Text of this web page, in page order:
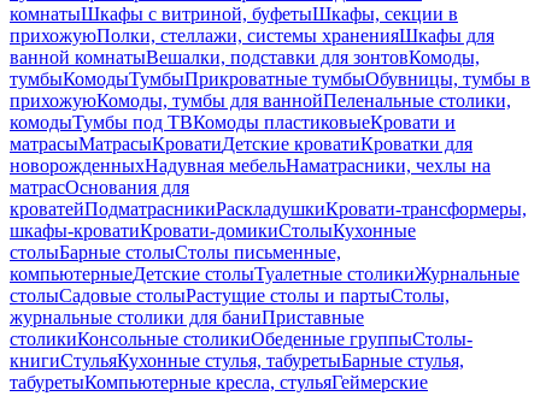
комнатыШкафы с витриной, буфетыШкафы, секции в
прихожуюПолки, стеллажи, системы храненияШкафы для
ванной комнатыВешалки, подставки для зонтовКомоды,
тумбыКомодыТумбыПрикроватные тумбыОбувницы, тумбы в
прихожуюКомоды, тумбы для ваннойПеленальные столики,
комодыТумбы под ТВКомоды пластиковыеКровати и
матрасыМатрасыКроватиДетские кроватиКроватки для
новорожденныхНадувная мебельНаматрасники, чехлы на
матрасОснования для
кроватейПодматрасникиРаскладушкиКровати-трансформеры,
шкафы-кроватиКровати-домикиСтолыКухонные
столыБарные столыСтолы письменные,
компьютерныеДетские столыТуалетные столикиЖурнальные
столыСадовые столыРастущие столы и партыСтолы,
журнальные столики для баниПриставные
столикиКонсольные столикиОбеденные группыСтолы-
книгиСтульяКухонные стулья, табуретыБарные стулья,
табуретыКомпьютерные кресла, стульяГеймерские